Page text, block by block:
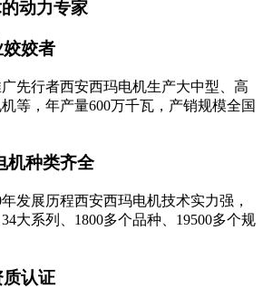
动力专家
姣者
先行者西安西玛电机生产大中型、高
等，年产量600万千瓦，产销规模全国
机种类齐全
发展历程西安西玛电机技术实力强，
大系列、1800多个品种、19500多个规
认证